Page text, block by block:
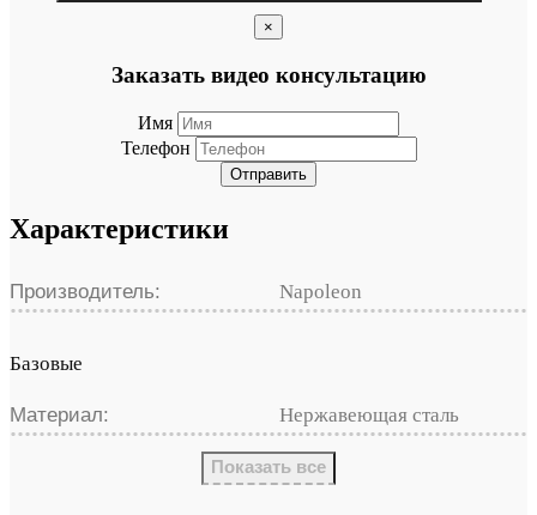
×
Заказать видео консультацию
Имя
Телефон
Отправить
Характеристики
Производитель: Napoleon
Базовые
Материал: Нержавеющая сталь
Показать все